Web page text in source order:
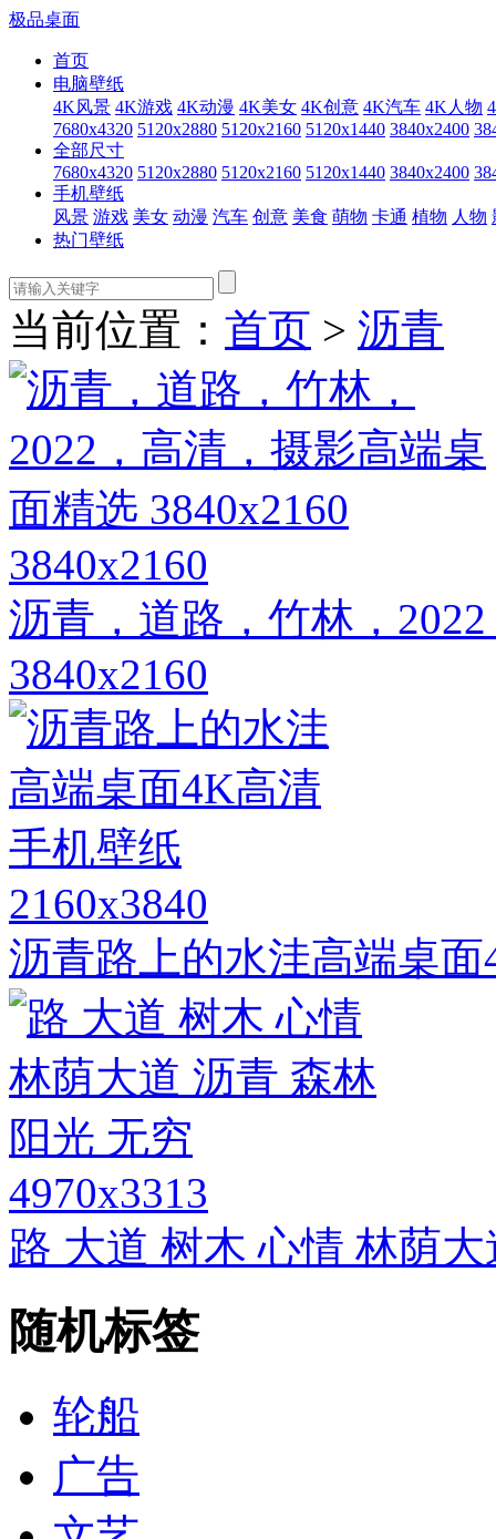
极品桌面
首页
电脑壁纸
4K风景 4K游戏 4K动漫 4K美女 4K创意 4K汽车 4K人物
7680x4320 5120x2880 5120x2160 5120x1440 3840x2400
全部尺寸
7680x4320 5120x2880 5120x2160 5120x1440 3840x2400
手机壁纸
风景 游戏 美女 动漫 汽车 创意 美食 萌物 卡通 植物 人物
热门壁纸
当前位置： 首页 > 沥青
3840x2160
沥青，道路，竹林，
3840x2160
2160x3840
沥青路上的水洼高端桌
4970x3313
路 大道 树木 心情 林荫
随机标签
轮船
广告